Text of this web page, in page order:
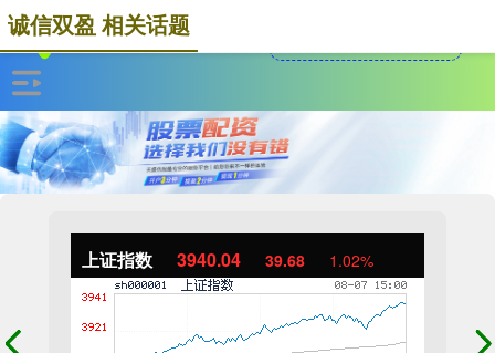
上证指数 3940.04 39.68 1.02%
诚信双盈 相关话题